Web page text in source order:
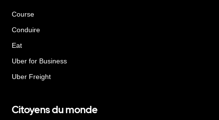
Course
Conduire
Eat
Uber for Business
Uber Freight
Citoyens du monde